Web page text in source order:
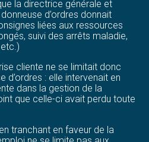
la directrice générale et
d’ordres donnait
liées aux ressources
suivi des arrêts maladie,
cliente ne se limitait donc
d’ordres : elle intervenait en
dans la gestion de la
que celle-ci avait perdu toute
tranchant en faveur de la